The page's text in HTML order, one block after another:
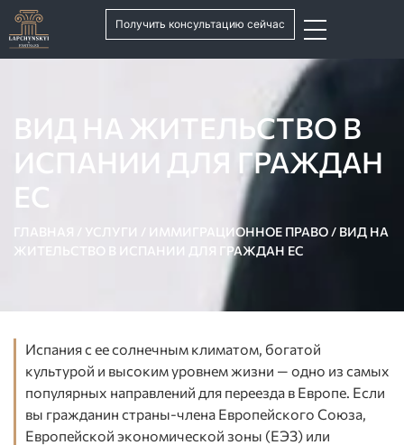
Получить консультацию сейчас
ВИД НА ЖИТЕЛЬСТВО В
ИСПАНИИ ДЛЯ ГРАЖДАН
ЕС
ГЛАВНАЯ / УСЛУГИ / ИММИГРАЦИОННОЕ ПРАВО / ВИД НА
ЖИТЕЛЬСТВО В ИСПАНИИ ДЛЯ ГРАЖДАН ЕС
Испания с ее солнечным климатом, богатой
культурой и высоким уровнем жизни — одно из самых
популярных направлений для переезда в Европе. Если
вы гражданин страны-члена Европейского Союза,
Европейской экономической зоны (ЕЭЗ) или